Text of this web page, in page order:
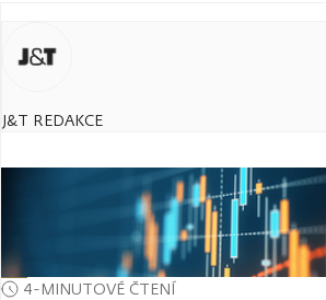
J&T REDAKCE
4-MINUTOVÉ ČTENÍ